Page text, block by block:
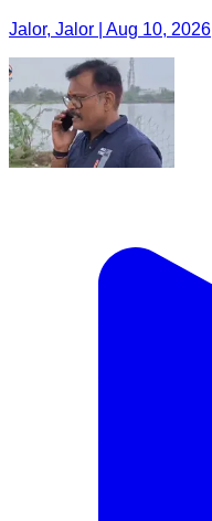
Jalor, Jalor | Aug 10, 2026